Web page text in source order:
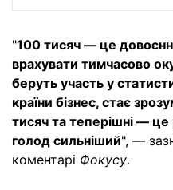
"100 тисяч — це
врахувати тимчасово
беруть участь у
країни бізнес, стає
тисяч та теперішні — це
голод сильніший", —
коментарі Фокусу.